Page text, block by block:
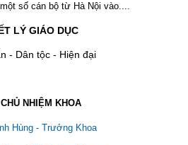
số cán bộ từ Hà Nội vào....
LÝ GIÁO DỤC
- Dân tộc - Hiện đại
NHIỆM KHOA
Hùng - Trưởng Khoa